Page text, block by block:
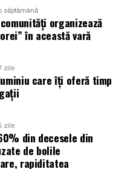
reducerea riscului
5W30
se numără:
săptămână
organizează
în această vară
zile
care îți oferă timp
zile
din decesele din
de bolile
rapiditatea